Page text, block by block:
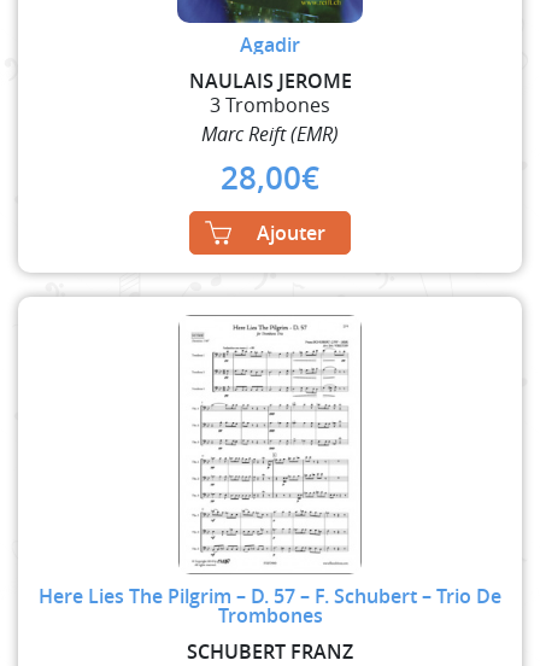
Agadir
NAULAIS JEROME
3 Trombones
Marc Reift (EMR)
28,00€
Ajouter
Here Lies The Pilgrim – D. 57 – F. Schubert – Trio De
Trombones
SCHUBERT FRANZ